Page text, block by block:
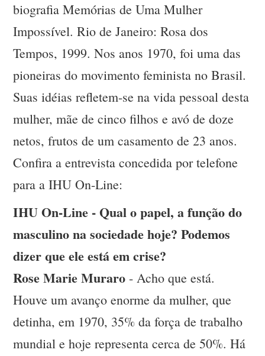
biografia Memórias de Uma Mulher
Impossível. Rio de Janeiro: Rosa dos
Tempos, 1999. Nos anos 1970, foi uma das
pioneiras do movimento feminista no Brasil.
Suas idéias refletem-se na vida pessoal desta
mulher, mãe de cinco filhos e avó de doze
netos, frutos de um casamento de 23 anos.
Confira a entrevista concedida por telefone
para a IHU On-Line:
IHU On-Line - Qual o papel, a função do
masculino na sociedade hoje? Podemos
dizer que ele está em crise?
Rose Marie Muraro - Acho que está.
Houve um avanço enorme da mulher, que
detinha, em 1970, 35% da força de trabalho
mundial e hoje representa cerca de 50%. Há